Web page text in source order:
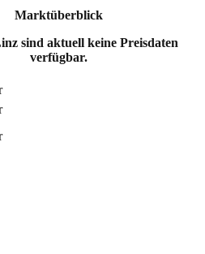
Marktüberblick
sind aktuell keine Preisdaten
verfügbar.